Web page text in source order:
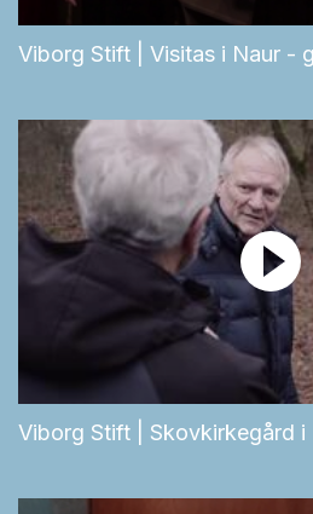
Viborg Stift | Visitas i Naur -
Viborg Stift | Skovkirkegård i